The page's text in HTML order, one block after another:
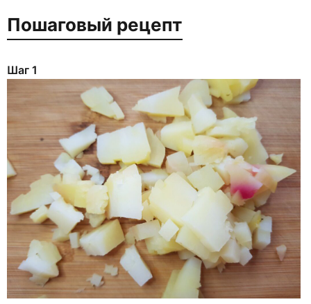
Пошаговый рецепт
Шаг 1